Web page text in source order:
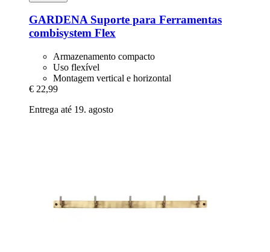
GARDENASuporte para Ferramentas
combisystem Flex
Armazenamento compacto
Uso flexível
Montagem vertical e horizontal
€ 22,99
Entrega até 19. agosto